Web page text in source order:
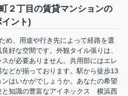
２丁目の賃貸マンションの
ント)
め、用途や行き先によって経路を選
好な空間です。外観タイル張りは、
が必要ありません。共用部にはエレ
どが揃っております。駅から徒歩13
はいかがでしょうか。あなたの希望
と知識の豊富なアイネックス 横浜西